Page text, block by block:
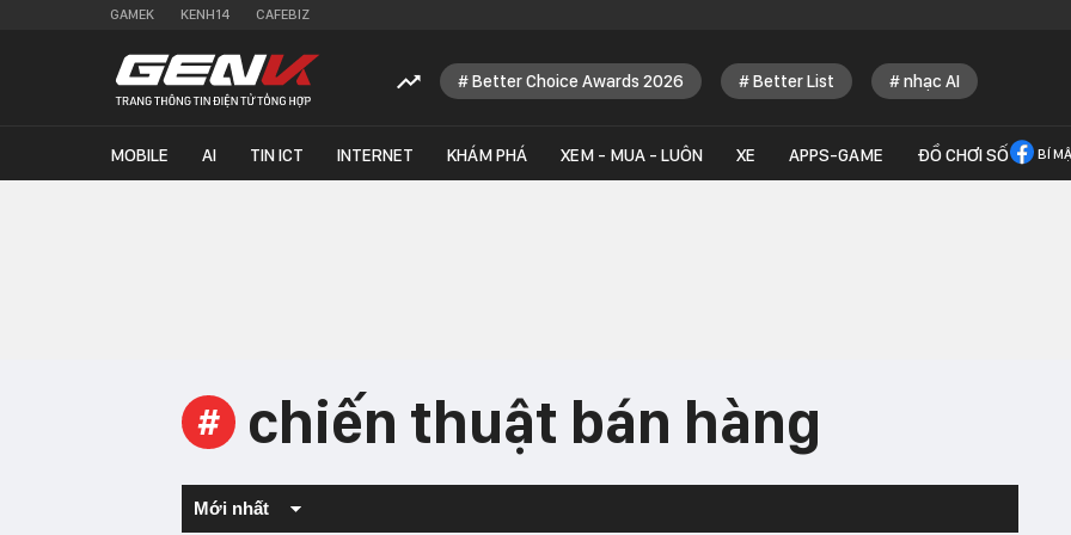
GAMEK KENH14 CAFEBIZ
Better Choice Awards 2026 Better List nhạc AI
MOBILE AI TIN ICT INTERNET KHÁM PHÁ XEM - MUA - LUÔN XE APPS-GAME ĐỒ CHƠI SỐ BÍ
# chiến thuật bán hàng
Mới nhất